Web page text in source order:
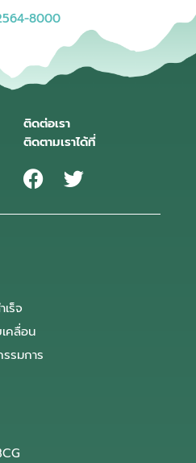
8000
ติดต่อเรา
ติดตามเราได้ที่
ร็จ
คลื่อน
รมการ